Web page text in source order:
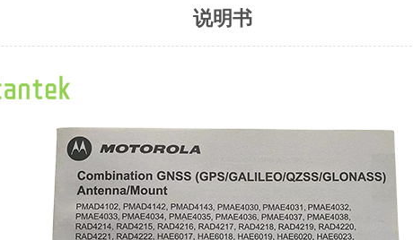
说明书